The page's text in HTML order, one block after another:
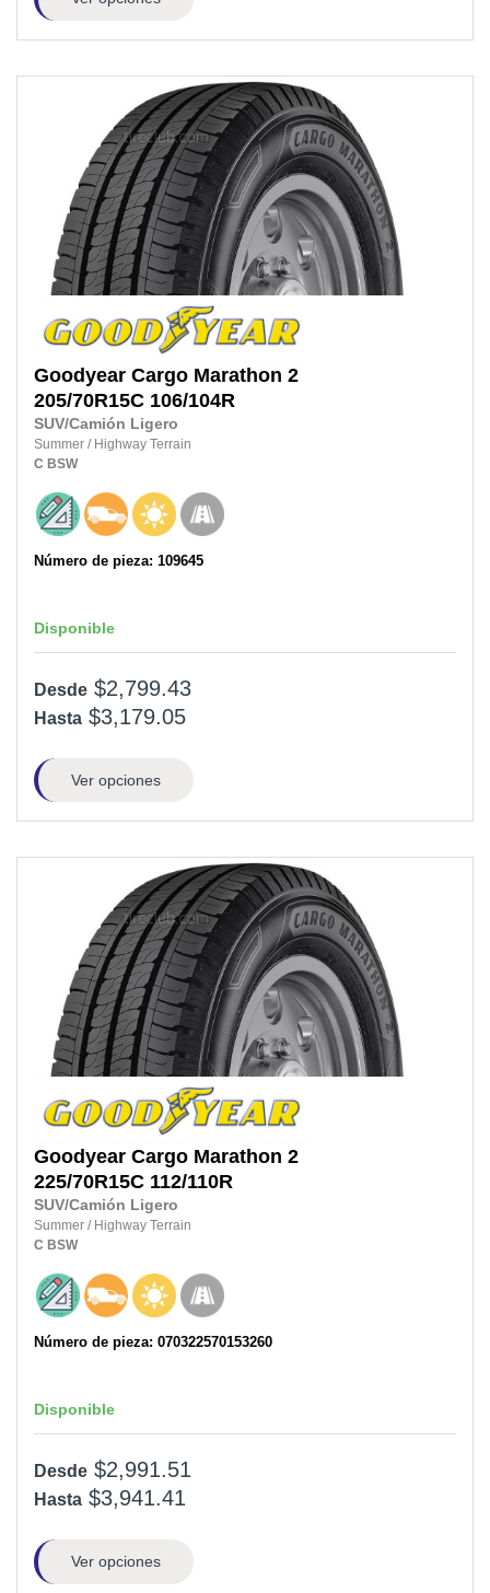
Goodyear Cargo Marathon 2
205/70R15C 106/104R
SUV/Camión Ligero
Summer / Highway Terrain
C BSW
Número de pieza: 109645
Disponible
Desde $2,799.43
Hasta $3,179.05
Ver opciones
Goodyear Cargo Marathon 2
225/70R15C 112/110R
SUV/Camión Ligero
Summer / Highway Terrain
C BSW
Número de pieza: 070322570153260
Disponible
Desde $2,991.51
Hasta $3,941.41
Ver opciones